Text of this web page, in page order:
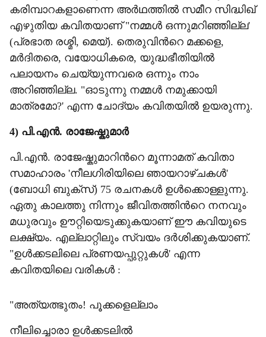
കരിമ്പാറകളാണെന്ന അർഥത്തിൽ സമീറ സിദ്ധിഖ്
എഴുതിയ കവിതയാണ് "നമ്മൾ ഒന്നുമറിഞ്ഞില്ല'
(പ്രഭാത രശ്മി, മെയ്). തെരുവിന്‍റെ മക്കളെ,
മർദിതരെ, വയോധികരെ, യുദ്ധഭീതിയിൽ
പലായനം ചെയ്യുന്നവരെ ഒന്നും നാം
അറിഞ്ഞില്ല. "ഓടുന്നു നമ്മൾ നമുക്കായി
മാത്രമോ?' എന്ന ചോദ്യം കവിതയിൽ ഉയരുന്നു.
4) പി.എൻ. രാജേഷ്കുമാർ
പി.എൻ. രാജേഷ്കുമാറിന്‍റെ മൂന്നാമത് കവിതാ
സമാഹാരം 'നീലഗിരിയിലെ ഞായറാഴ്ചകൾ'
(ബോധി ബുക്സ്) 75 രചനകൾ ഉൾക്കൊള്ളുന്നു.
ഏതു കാലത്തു നിന്നും ജീവിതത്തിന്‍റെ നനവും
മധുരവും ഊറ്റിയെടുക്കുകയാണ് ഈ കവിയുടെ
ലക്ഷ്യം. എല്ലാറ്റിലും സ്വയം ദർശിക്കുകയാണ്.
"ഉൾക്കടലിലെ പ്രണയപ്പുറ്റുകൾ' എന്ന
കവിതയിലെ വരികൾ :
"അത്യത്ഭുതം! പൂക്കളെല്ലാം
നീലിച്ചൊരാ ഉൾക്കടലിൽ